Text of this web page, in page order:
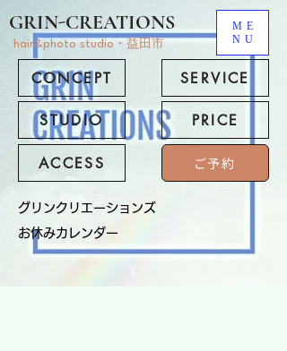
GRIN-CREATIONS
hair&photo studio・益田市
CONCEPT
STUDIO
ACCESS
SERVICE
PRICE
ご予約
ME
NU
​グリンクリエーションズ
お休みカレンダー